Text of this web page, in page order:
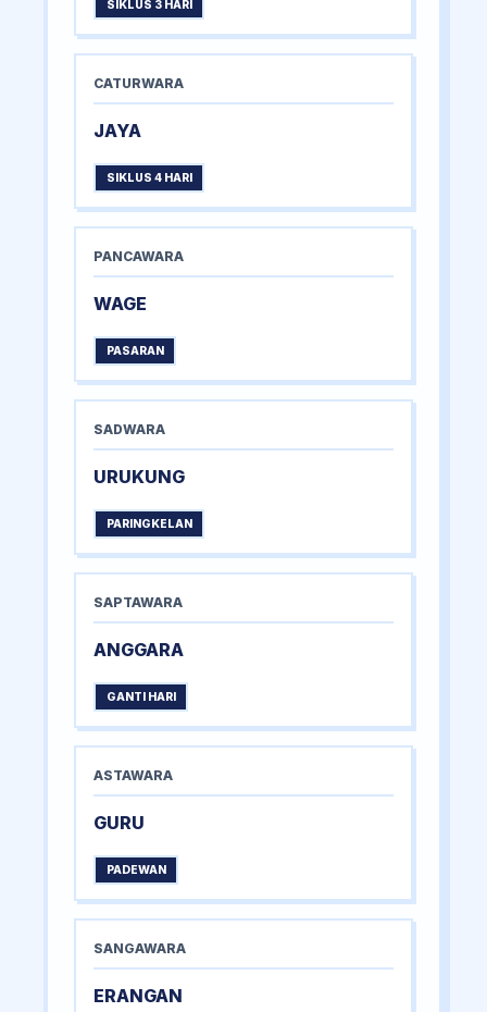
SIKLUS 3 HARI
CATURWARA
JAYA
SIKLUS 4 HARI
PANCAWARA
WAGE
PASARAN
SADWARA
URUKUNG
PARINGKELAN
SAPTAWARA
ANGGARA
GANTI HARI
ASTAWARA
GURU
PADEWAN
SANGAWARA
ERANGAN